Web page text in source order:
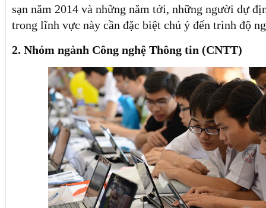
sạn năm 2014 và những năm tới, những người dự
trong lĩnh vực này cần đặc biệt chú ý đến trình độ
2. Nhóm ngành Công nghệ Thông tin (CNTT)